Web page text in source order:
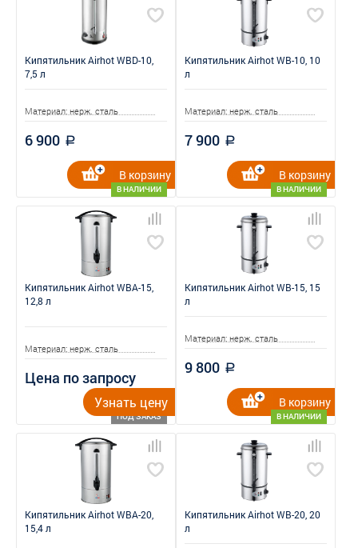
Кипятильник Airhot WBD-10,
7,5 л
Материал: нерж. сталь
6 900 a
В НАЛИЧИИ
В корзину
Кипятильник Airhot WB-10, 10
л
Материал: нерж. сталь
7 900 a
В НАЛИЧИИ
В корзину
Кипятильник Airhot WBA-15,
12,8 л
Материал: нерж. сталь
Цена по запросу
ПОД ЗАКАЗ
Узнать цену
Кипятильник Airhot WB-15, 15
л
Материал: нерж. сталь
9 800 a
В НАЛИЧИИ
В корзину
Кипятильник Airhot WBA-20,
15,4 л
Кипятильник Airhot WB-20, 20
л